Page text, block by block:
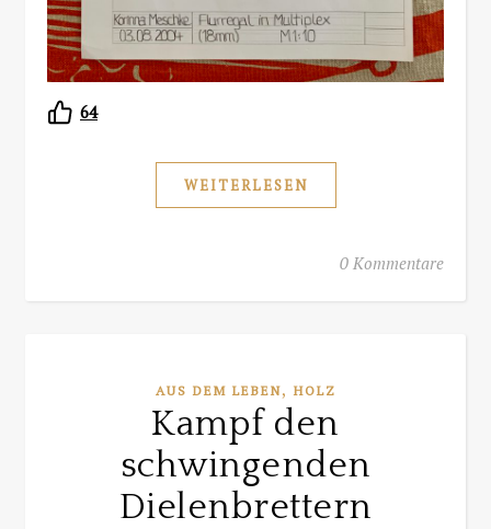
64
WEITERLESEN
0 Kommentare
AUS DEM LEBEN, HOLZ
Kampf den
schwingenden
Dielenbrettern